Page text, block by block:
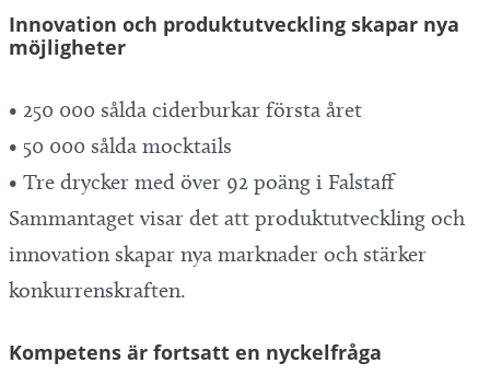
Innovation och produktutveckling skapar nya
möjligheter
• 250 000 sålda ciderburkar första året
• 50 000 sålda mocktails
• Tre drycker med över 92 poäng i Falstaff
Sammantaget visar det att produktutveckling och
innovation skapar nya marknader och stärker
konkurrenskraften.
Kompetens är fortsatt en nyckelfråga